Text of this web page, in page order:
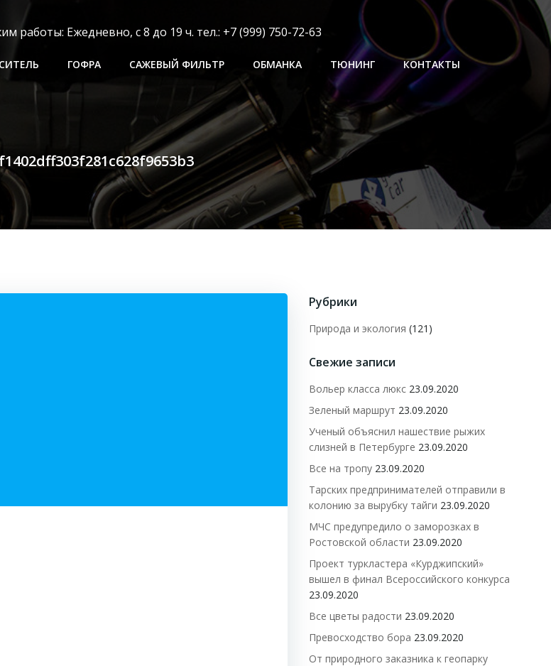
работы: Ежедневно, с 8 до 19 ч. тел.: +7 (999) 750-72-63
ГОФРА САЖЕВЫЙ ФИЛЬТР ОБМАНКА ТЮНИНГ КОНТАКТЫ
Рубрики
Природа и экология (121)
Свежие записи
Вольер класса люкс 23.09.2020
Зеленый маршрут 23.09.2020
Ученый объяснил нашествие рыжих
слизней в Петербурге 23.09.2020
Все на тропу 23.09.2020
Тарских предпринимателей отправили в
колонию за вырубку тайги 23.09.2020
МЧС предупредило о заморозках в
Ростовской области 23.09.2020
Проект туркластера «Курджипский»
вышел в финал Всероссийского конкурса
23.09.2020
Все цветы радости 23.09.2020
Превосходство бора 23.09.2020
От природного заказника к геопарку